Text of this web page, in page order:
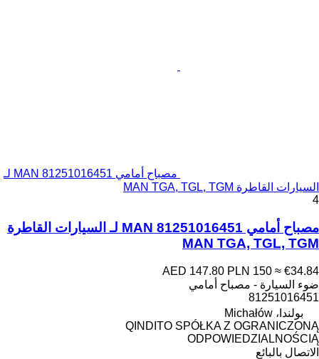
مصباح أمامي MAN 81251016451 لـ
السيارات القاطرة MAN TGA, TGL, TGM
4
مصباح أمامي MAN 81251016451 لـ السيارات القاطرة
MAN TGA, TGL, TGM
AED 147.80 PLN 150 ≈ €34.84
ضوء السيارة - مصباح أمامي
81251016451
بولندا، Michałów
QINDITO SPÓŁKA Z OGRANICZONĄ
ODPOWIEDZIALNOŚCIĄ
الاتصال بالبائع